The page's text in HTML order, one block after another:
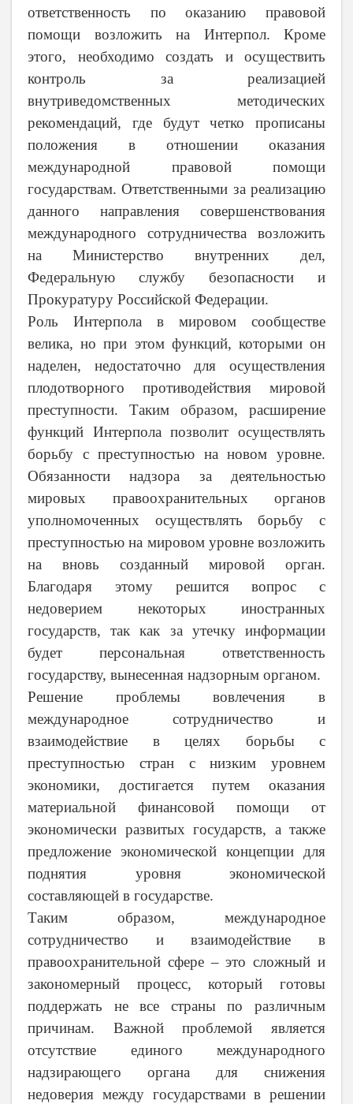
ответственность по оказанию правовой
помощи возложить на Интерпол. Кроме
этого, необходимо создать и осуществить
контроль за реализацией
внутриведомственных методических
рекомендаций, где будут четко прописаны
положения в отношении оказания
международной правовой помощи
государствам. Ответственными за реализацию
данного направления совершенствования
международного сотрудничества возложить
на Министерство внутренних дел,
Федеральную службу безопасности и
Прокуратуру Российской Федерации.
Роль Интерпола в мировом сообществе
велика, но при этом функций, которыми он
наделен, недостаточно для осуществления
плодотворного противодействия мировой
преступности. Таким образом, расширение
функций Интерпола позволит осуществлять
борьбу с преступностью на новом уровне.
Обязанности надзора за деятельностью
мировых правоохранительных органов
уполномоченных осуществлять борьбу с
преступностью на мировом уровне возложить
на вновь созданный мировой орган.
Благодаря этому решится вопрос с
недоверием некоторых иностранных
государств, так как за утечку информации
будет персональная ответственность
государству, вынесенная надзорным органом.
Решение проблемы вовлечения в
международное сотрудничество и
взаимодействие в целях борьбы с
преступностью стран с низким уровнем
экономики, достигается путем оказания
материальной финансовой помощи от
экономически развитых государств, а также
предложение экономической концепции для
поднятия уровня экономической
составляющей в государстве.
Таким образом, международное
сотрудничество и взаимодействие в
правоохранительной сфере – это сложный и
закономерный процесс, который готовы
поддержать не все страны по различным
причинам. Важной проблемой является
отсутствие единого международного
надзирающего органа для снижения
недоверия между государствами в решении